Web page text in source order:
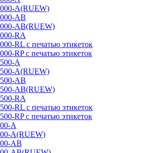
A(RUEW)
AB
AB(RUEW)
RA
RL с печатью этикеток
RP с печатью этикеток
A
A(RUEW)
AB
AB(RUEW)
RA
RL с печатью этикеток
RP с печатью этикеток
A
A(RUEW)
AB